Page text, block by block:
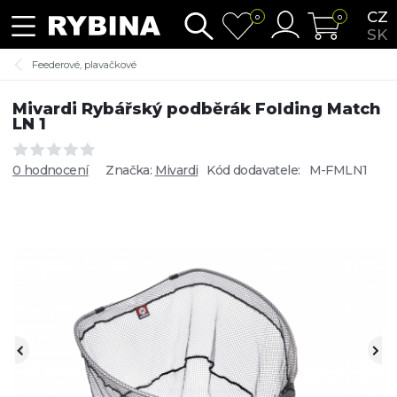
CZ
SK
0 0
Feederové, plavačkové
Mivardi Rybářský podběrák Folding Match
LN 1
0 hodnocení Značka: Mivardi Kód dodavatele: M-FMLN1